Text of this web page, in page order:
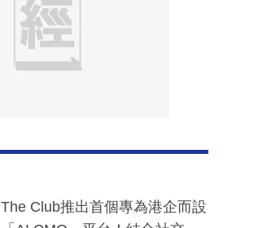
The Club推出首個專為港企而設